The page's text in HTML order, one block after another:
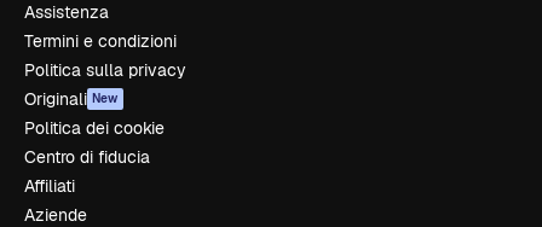
Assistenza
Termini e condizioni
Politica sulla privacy
Originali New
Politica dei cookie
Centro di fiducia
Affiliati
Aziende